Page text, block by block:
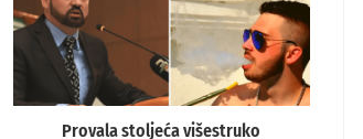
Provala stoljeća višestruko